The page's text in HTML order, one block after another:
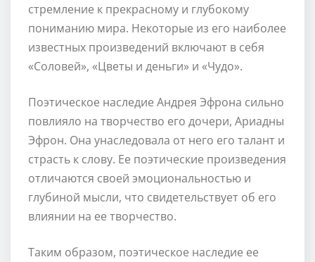
стремление к прекрасному и глубокому
пониманию мира. Некоторые из его наиболее
известных произведений включают в себя
«Соловей», «Цветы и деньги» и «Чудо».
Поэтическое наследие Андрея Эфрона сильно
повлияло на творчество его дочери, Ариадны
Эфрон. Она унаследовала от него его талант и
страсть к слову. Ее поэтические произведения
отличаются своей эмоциональностью и
глубиной мысли, что свидетельствует об его
влиянии на ее творчество.
Таким образом, поэтическое наследие ее